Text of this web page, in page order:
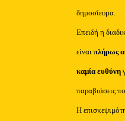
δημοσίευμα.
Επειδή η
είναιπλήρως
καμία ευθύνη
παραβιάσεις
Η